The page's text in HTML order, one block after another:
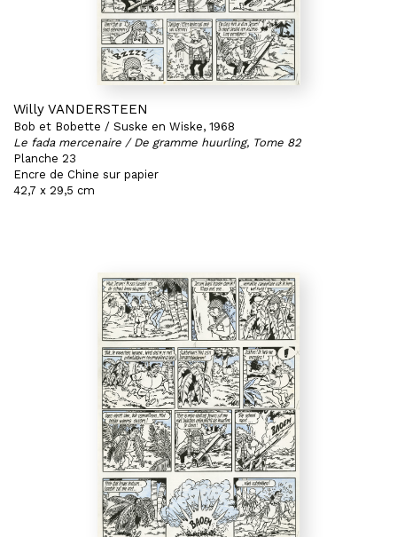
Willy VANDERSTEEN
Bob et Bobette / Suske en Wiske, 1968
Le fada mercenaire / De gramme huurling, Tome 82
Planche 23
Encre de Chine sur papier
42,7 x 29,5 cm